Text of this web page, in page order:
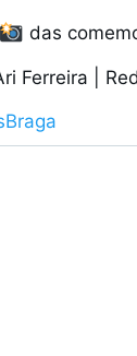
das
Ferreira |